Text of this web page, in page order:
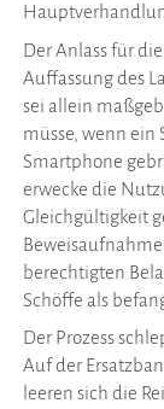
Der Anlass für
Auffassung des
sei allein
müsse, wenn ein
Smartphone
erwecke die
Gleichgültigkeit
berechtigten
Schöffe als
Der Prozess
Auf der
leeren sich die